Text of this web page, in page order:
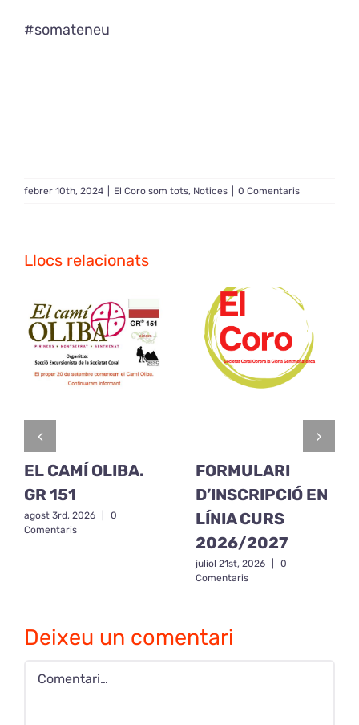
#somateneu
febrer 10th, 2024 El Coro som tots, Notices 0 Comentaris
Llocs relacionats
EL CAMÍ OLIBA.
GR 151
agost 3rd, 2026
0
Comentaris
FORMULARI
D’INSCRIPCIÓ EN
LÍNIA CURS
2026/2027
juliol 21st, 2026
0
Comentaris
Deixeu un comentari
Comment